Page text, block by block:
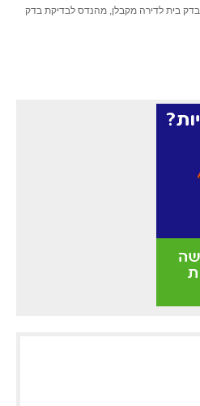
בדק בית לדירה מקבלן מהנדס לבדיקת בדק